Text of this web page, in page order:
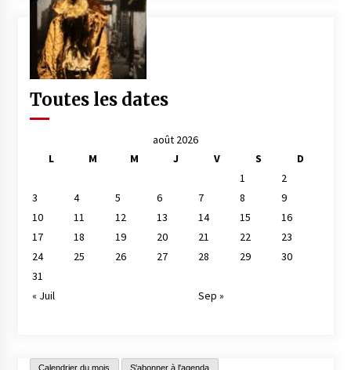
Toutes les dates
août 2026
L
M M J V S
D
1
2
3
4 5 6 7 8
9
10
11 12 13 14 15
16
17
18 19 20 21 22
23
24
25 26 27 28 29
30
31
« Juil
Sep »
Calendrier du mois S'abonner à l'agenda